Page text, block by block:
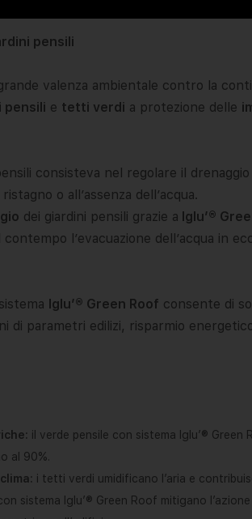
pensili
valenza ambientale contro la
pensili e tetti verdi a protezione delle
consisteva nel regolare il
o all’assenza dell’acqua.
dei giardini pensili grazie a Iglu’®
contempo l’evacuazione dell’acqua in
Iglu’® Green Roof consente di
di parametri edilizi, risparmio
il verde pensile con sistema Iglu’®
al 90%.
i tetti verdi umidificano l’aria e
sistema Iglu’® Green Roof mitigano